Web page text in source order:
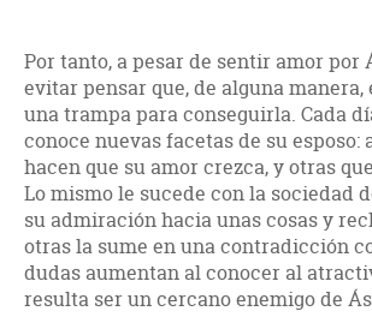
Por tanto, a pesar de sentir amor por
evitar pensar que, de alguna
una trampa para conseguirla. Cada
conoce nuevas facetas de su esposo:
hacen que su amor crezca, y otras
Lo mismo le sucede con la sociedad
su admiración hacia unas cosas y
otras la sume en una contradicción
dudas aumentan al conocer al
resulta ser un cercano enemigo de